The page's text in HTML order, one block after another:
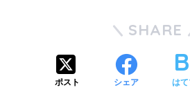
SHARE
ポスト シェア は